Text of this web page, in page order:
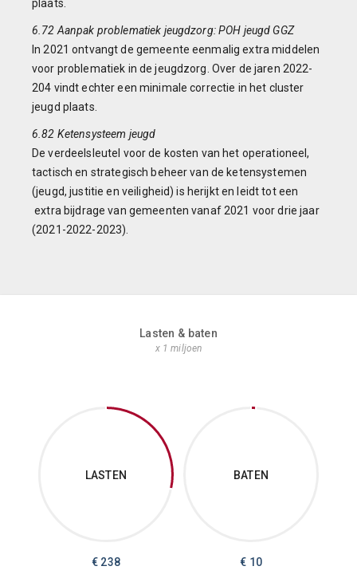
plaats.
6.72 Aanpak problematiek jeugdzorg: POH jeugd GGZ
In 2021 ontvangt de gemeente eenmalig extra middelen
voor problematiek in de jeugdzorg. Over de jaren 2022-
204 vindt echter een minimale correctie in het cluster
jeugd plaats.
6.82 Ketensysteem jeugd
De verdeelsleutel voor de kosten van het operationeel,
tactisch en strategisch beheer van de ketensystemen
(jeugd, justitie en veiligheid) is herijkt en leidt tot een
extra bijdrage van gemeenten vanaf 2021 voor drie jaar
(2021-2022-2023).
Lasten & baten
x 1 miljoen
LASTEN
€ 238
BATEN
€ 10